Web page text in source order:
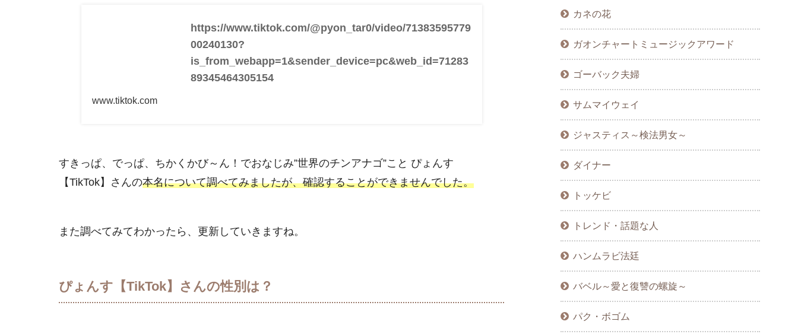
https://www.tiktok.com/@pyon_tar0/video/71383595779
00240130?
is_from_webapp=1&sender_device=pc&web_id=71283
89345464305154
www.tiktok.com
すきっぱ、でっぱ、ちかくかび～ん！でおなじみ”世界のチンアナゴ”こと ぴょんす
【TikTok】さんの本名について調べてみましたが、確認することができませんでした。
また調べてみてわかったら、更新していきますね。
ぴょんす【TikTok】さんの性別は？
カネの花
ガオンチャートミュージックアワード
ゴーバック夫婦
サムマイウェイ
ジャスティス～検法男女～
ダイナー
トッケビ
トレンド・話題な人
ハンムラビ法廷
バベル～愛と復讐の螺旋～
パク・ボゴム